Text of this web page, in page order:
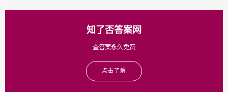
知了否答案网
查答案永久免费
点击了解